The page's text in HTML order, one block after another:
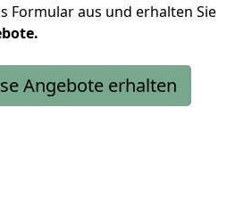
Formular aus und erhalten Sie
Angebote erhalten